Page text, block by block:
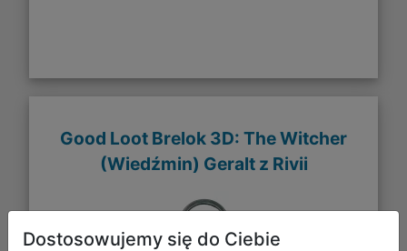
Good Loot Brelok 3D: The Witcher
(Wiedźmin) Geralt z Rivii
Dostosowujemy się do Ciebie